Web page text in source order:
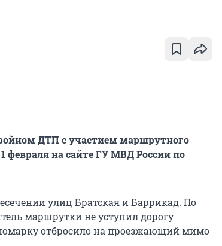
ДТП с участием маршрутного
февраля на сайте ГУ МВД России по
улиц Братская и Баррикад. По
маршрутки не уступил дорогу
отбросило на проезжающий мимо